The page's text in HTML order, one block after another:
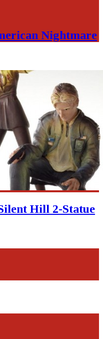
Nightmare
Hill 2-Statue